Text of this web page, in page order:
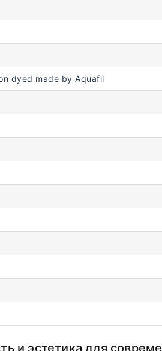
dyed made by Aquafil
и эстетика для